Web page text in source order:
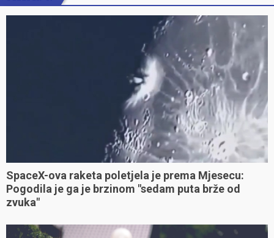
SpaceX-ova raketa poletjela je prema Mjesecu:
Pogodila je ga je brzinom "sedam puta brže od
zvuka"